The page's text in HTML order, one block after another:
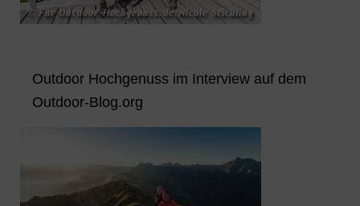
Outdoor Hochgenuss im Interview auf dem
Outdoor-Blog.org